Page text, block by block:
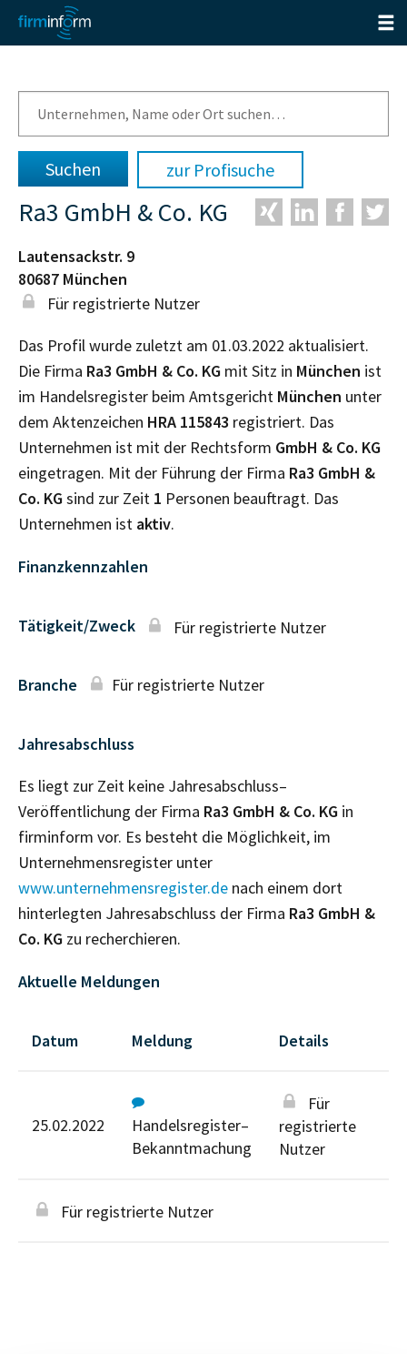
zur Profisuche
Ra3 GmbH & Co. KG
Lautensackstr. 9
80687 München
Für registrierte Nutzer
Das Profil wurde zuletzt am 01.03.2022 aktualisiert.
Die Firma Ra3 GmbH & Co. KG mit Sitz in München ist
im Handelsregister beim Amtsgericht München unter
dem Aktenzeichen HRA 115843 registriert. Das
Unternehmen ist mit der Rechtsform GmbH & Co. KG
eingetragen. Mit der Führung der Firma Ra3 GmbH &
Co. KGsind zur Zeit 1 Personen beauftragt. Das
Unternehmen ist aktiv.
Finanzkennzahlen
Tätigkeit/Zweck Für registrierte Nutzer
Branche Für registrierte Nutzer
Jahresabschluss
Es liegt zur Zeit keine Jahresabschluss–
Veröffentlichung der Firma Ra3 GmbH & Co. KG in
firminform vor. Es besteht die Möglichkeit, im
Unternehmensregister unter
www.unternehmensregister.de nach einem dort
hinterlegten Jahresabschluss der Firma Ra3 GmbH &
Co. KG zu recherchieren.
Aktuelle Meldungen
Datum Meldung Details
25.02.2022
Handelsregister–
Bekanntmachung
Für
registrierte
Nutzer
Für registrierte Nutzer